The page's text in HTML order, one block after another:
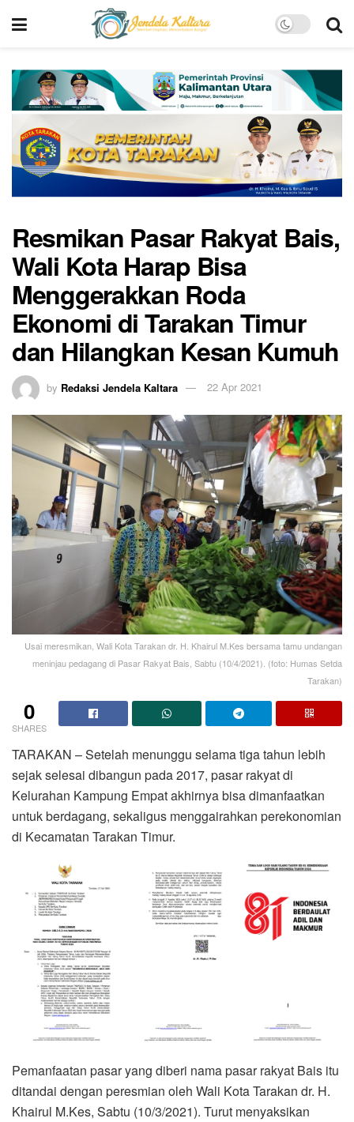
Resmikan Pasar Rakyat Bais,
Wali Kota Harap Bisa
Menggerakkan Roda
Ekonomi di Tarakan Timur
dan Hilangkan Kesan Kumuh
by Redaksi Jendela Kaltara 22 Apr 2021
Usai meresmikan, Wali Kota Tarakan dr. H. Khairul M.Kes bersama tamu undangan
meninjau pedagang di Pasar Rakyat Bais, Sabtu (10/4/2021). (foto: Humas Setda
Tarakan)
0
SHARES
TARAKAN – Setelah menunggu selama tiga tahun lebih
sejak selesai dibangun pada 2017, pasar rakyat di
Kelurahan Kampung Empat akhirnya bisa dimanfaatkan
untuk berdagang, sekaligus menggairahkan perekonomian
di Kecamatan Tarakan Timur.
Pemanfaatan pasar yang diberi nama pasar rakyat Bais itu
ditandai dengan peresmian oleh Wali Kota Tarakan dr. H.
Khairul M.Kes, Sabtu (10/3/2021). Turut menyaksikan